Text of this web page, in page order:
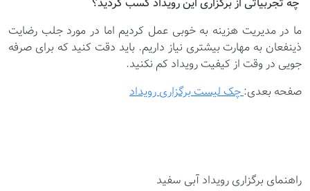
ما در مدیریت هزینه به خوبی عمل کردیم اما در مورد جلب رضایت
ذینفعان به مهارت بیشتری نیاز داریم. باید دقت کنید که برای صرفه
جویی در وقت از کیفیت رویداد کم نکنید.
صفحه بعدی:چک لیست برگزاری رویداد
راهنمای برگزاری رویداد آبی سفید